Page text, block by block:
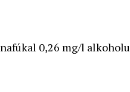
0,26 mg/l alkoholu